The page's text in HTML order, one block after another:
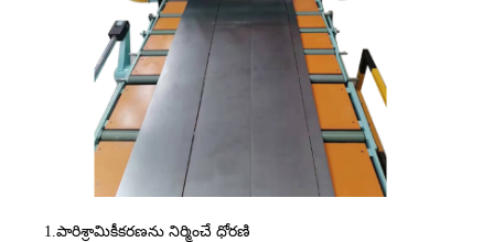
1. పారిశ్రామికీకరణను నిర్మించే ధోరణి